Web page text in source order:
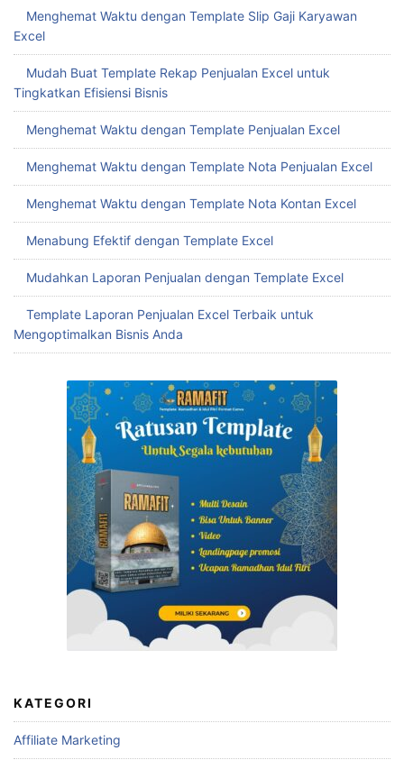
Menghemat Waktu dengan Template Slip Gaji Karyawan
Excel
Mudah Buat Template Rekap Penjualan Excel untuk
Tingkatkan Efisiensi Bisnis
Menghemat Waktu dengan Template Penjualan Excel
Menghemat Waktu dengan Template Nota Penjualan Excel
Menghemat Waktu dengan Template Nota Kontan Excel
Menabung Efektif dengan Template Excel
Mudahkan Laporan Penjualan dengan Template Excel
Template Laporan Penjualan Excel Terbaik untuk
Mengoptimalkan Bisnis Anda
KATEGORI
Affiliate Marketing